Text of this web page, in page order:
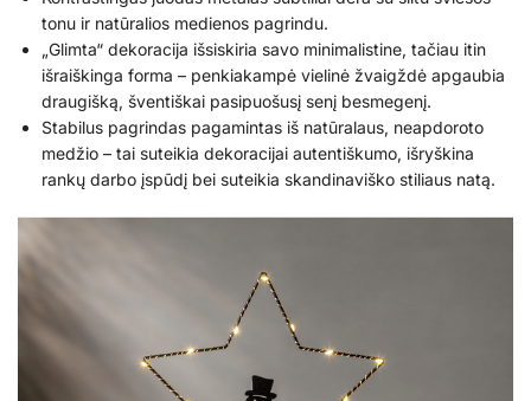
tonu ir natūralios medienos pagrindu.
„Glimta“ dekoracija išsiskiria savo minimalistine, tačiau itin
išraiškinga forma – penkiakampė vielinė žvaigždė apgaubia
draugišką, šventiškai pasipuošusį senį besmegenį.
Stabilus pagrindas pagamintas iš natūralaus, neapdoroto
medžio – tai suteikia dekoracijai autentiškumo, išryškina
rankų darbo įspūdį bei suteikia skandinaviško stiliaus natą.